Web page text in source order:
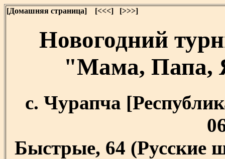
[Домашняя страница] [<<<] [>>>]
Новогодний
"Мама, Папа,
с. Чурапча
Быстрые, 64 (Русские